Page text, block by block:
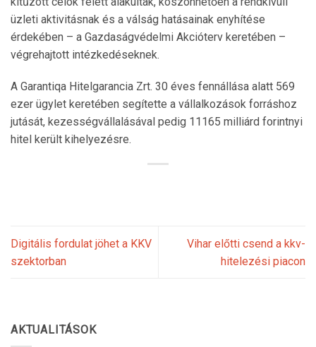
üzleti aktivitásnak és a válság hatásainak enyhítése
érdekében – a Gazdaságvédelmi Akcióterv keretében –
végrehajtott intézkedéseknek.
A Garantiqa Hitelgarancia Zrt. 30 éves fennállása alatt 569
ezer ügylet keretében segítette a vállalkozások forráshoz
jutását, kezességvállalásával pedig 11165 milliárd forintnyi
hitel került kihelyezésre.
Digitális fordulat jöhet a KKV
szektorban
Vihar előtti csend a kkv-
hitelezési piacon
AKTUALITÁSOK